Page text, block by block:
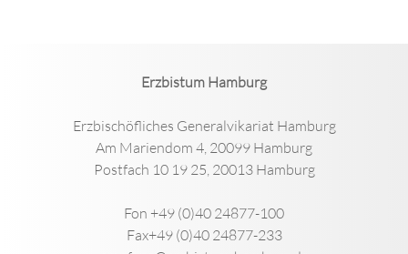
Erzbistum Hamburg
Erzbischöfliches Generalvikariat Hamburg
Am Mariendom 4, 20099 Hamburg
Postfach 10 19 25, 20013 Hamburg
Fon +49 (0)40 24877-100
Fax+49 (0)40 24877-233